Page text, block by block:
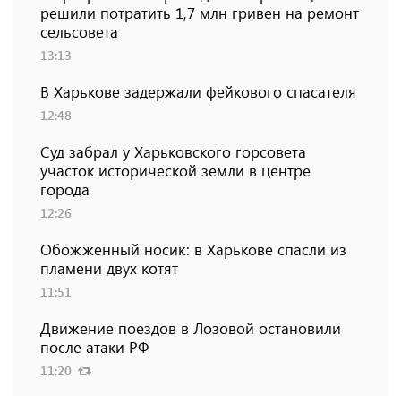
решили потратить 1,7 млн ​​гривен на ремонт
сельсовета
13:13
В Харькове задержали фейкового спасателя
12:48
Суд забрал у Харьковского горсовета
участок исторической земли в центре
города
12:26
Обожженный носик: в Харькове спасли из
пламени двух котят
11:51
Движение поездов в Лозовой остановили
после атаки РФ
11:20